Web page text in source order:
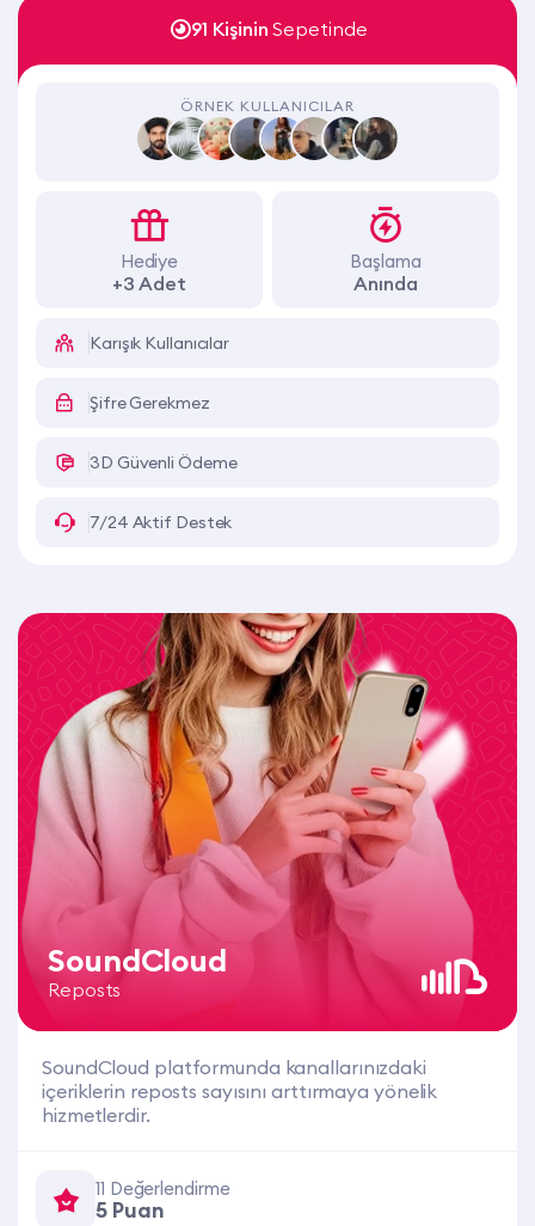
SoundCloud
Reposts
SoundCloud platformunda kanallarınızdaki
içeriklerin reposts sayısını arttırmaya yönelik
hizmetlerdir.
11 Değerlendirme
5 Puan
91 Kişinin Sepetinde
ÖRNEK KULLANICILAR
Hediye
+3 Adet
Başlama
Anında
Karışık Kullanıcılar
Şifre Gerekmez
3D Güvenli Ödeme
7/24 Aktif Destek